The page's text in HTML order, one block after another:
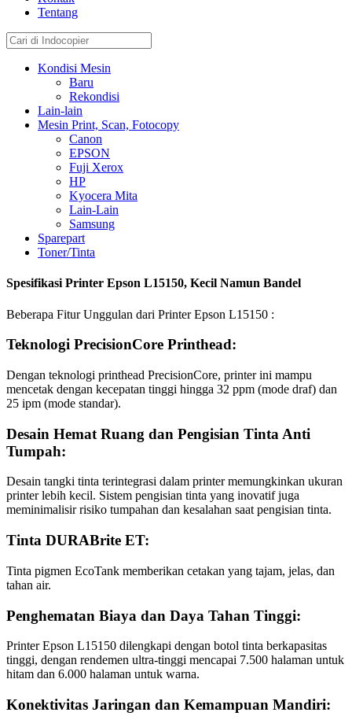
Tentang
Kondisi Mesin
Baru
Rekondisi
Lain-lain
Mesin Print, Scan, Fotocopy
Canon
EPSON
Fuji Xerox
HP
Kyocera Mita
Lain-Lain
Samsung
Sparepart
Toner/Tinta
Spesifikasi Printer Epson L15150, Kecil Namun Bandel
Beberapa Fitur Unggulan dari Printer Epson L15150 :
Teknologi PrecisionCore Printhead:
Dengan teknologi printhead PrecisionCore, printer ini mampu
mencetak dengan kecepatan tinggi hingga 32 ppm (mode draf) dan
25 ipm (mode standar).
Desain Hemat Ruang dan Pengisian Tinta Anti
Tumpah:
Desain tangki tinta terintegrasi dalam printer memungkinkan ukuran
printer lebih kecil. Sistem pengisian tinta yang inovatif juga
meminimalisir risiko tumpahan dan kesalahan saat pengisian tinta.
Tinta DURABrite ET:
Tinta pigmen EcoTank memberikan cetakan yang tajam, jelas, dan
tahan air.
Penghematan Biaya dan Daya Tahan Tinggi:
Printer Epson L15150 dilengkapi dengan botol tinta berkapasitas
tinggi, dengan rendemen ultra-tinggi mencapai 7.500 halaman untuk
hitam dan 6.000 halaman untuk warna.
Konektivitas Jaringan dan Kemampuan Mandiri: